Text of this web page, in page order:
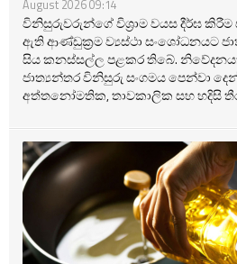
August 2026 09:14
විනිසුරුවරුන්ගේ විශ්‍රාම වයස දීර්ඝ කිරීම
ඇති ආණ්ඩුක්‍රම ව්‍යස්ථා සංශෝධනයට
සිය කනස්සල්ල පළකර තිබේ.
ජාත්‍යන්තර විනිසුරු සංගමය පෙන්වා
අත්තනෝමතික, තාවකාලික සහ හදිසි